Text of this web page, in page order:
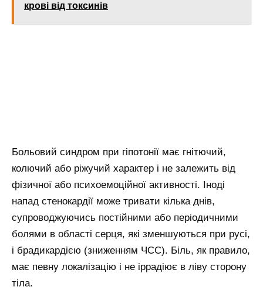
крові від токсинів
Больовий синдром при гіпотонії має гнітючий,
колючий або ріжучий характер і не залежить від
фізичної або психоемоційної активності. Іноді
напад стенокардії може тривати кілька днів,
супроводжуючись постійними або періодичними
болями в області серця, які зменшуються при русі,
і брадикардією (зниженням ЧСС). Біль, як правило,
має певну локалізацію і не іррадіює в ліву сторону
тіла.